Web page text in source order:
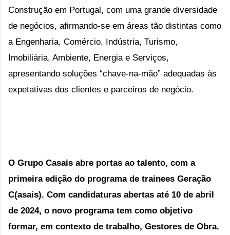
Construção em Portugal, com uma grande diversidade
de negócios, afirmando-se em áreas tão distintas como
a Engenharia, Comércio, Indústria, Turismo,
Imobiliária, Ambiente, Energia e Serviços,
apresentando soluções “chave-na-mão” adequadas às
expetativas dos clientes e parceiros de negócio.
O Grupo Casais abre portas ao talento, com a
primeira edição do programa de trainees Geração
C(asais). Com candidaturas abertas até 10 de abril
de 2024, o novo programa tem como objetivo
formar, em contexto de trabalho, Gestores de Obra.